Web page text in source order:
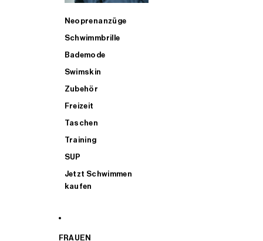
Neoprenanzüge
Schwimmbrille
Bademode
Swimskin
Zubehör
Freizeit
Taschen
Training
SUP
Jetzt Schwimmen
kaufen
FRAUEN